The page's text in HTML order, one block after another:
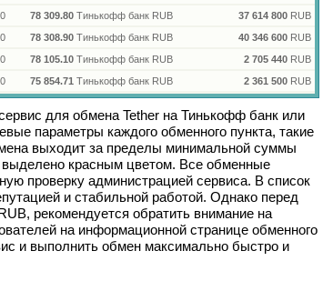
78 309.80Тинькофф банк RUB 37 614 800RUB
78 308.90Тинькофф банк RUB 40 346 600RUB
78 105.10Тинькофф банк RUB 2 705 440RUB
75 854.71 Тинькофф банк RUB 2 361 500RUB
для обмена Tetherна Тинькофф банкили
параметры каждого обменного пункта, такие
выходит за пределы минимальной суммы
выделено красным цветом. Все обменные
проверку администрацией сервиса. В список
и стабильной работой. Однако перед
, рекомендуется обратить внимание на
на информационной странице обменного
и выполнить обмен максимально быстро и